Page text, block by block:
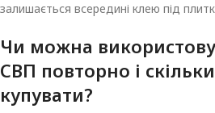
залишається всередині клею під
Чи можна
СВП повторно і
купувати?